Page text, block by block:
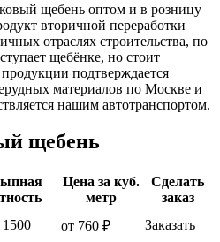
щебень оптом и в розницу
вторичной переработки
отраслях строительства, по
щебёнке, но стоит
подтверждается
материалов по Москве и
нашим автотранспортом.
щебень
Цена за куб.
метр
Сделать
заказ
1500 от 760 ₽
Заказать